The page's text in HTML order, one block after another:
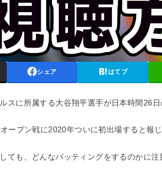
シェア はてブ
スに所属する大谷翔平選手が日本時間26
ープン戦に2020年ついに初出場すると報じ
ても、どんなバッティングをするのかに注